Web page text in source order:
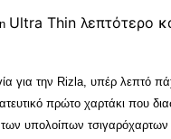
Ultra Thin λεπτότερο
για την Rizla, υπέρ λεπτό
πρώτο χαρτάκι που
των υπολοίπων